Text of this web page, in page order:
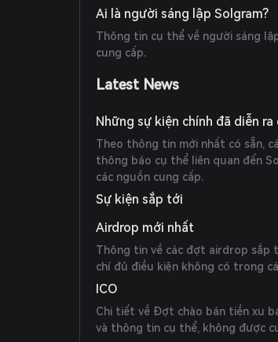
Ai là người sáng lập Solgram?
Thông tin cụ thể về người sáng
cung cấp.
Latest News
Những sự kiện chính đã diễn ra
Theo thông tin mới nhất có sẵn,
thông báo cụ thể liên quan đến
các nguồn cung cấp.
Sự kiện sắp tới
Airdrop mới nhất
Thông tin về các đợt airdrop sắp
chí đủ điều kiện không có trong
ICO
Chi tiết về Đợt chào bán tiền xu
và thông tin cụ thể, không được